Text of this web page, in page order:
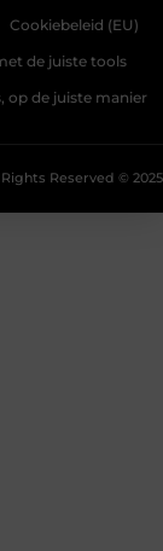
Cookiebeleid (EU)
de juiste tools
op de juiste manier
Reserved © 2025